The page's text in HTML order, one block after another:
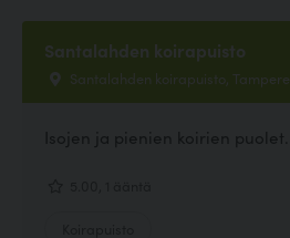
Santalahden koirapuisto
Santalahden koirapuisto, Tampere
Isojen ja pienien koirien puolet.